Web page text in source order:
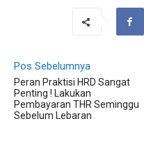
Pos Sebelumnya
Peran Praktisi HRD Sangat
Penting ! Lakukan
Pembayaran THR Seminggu
Sebelum Lebaran